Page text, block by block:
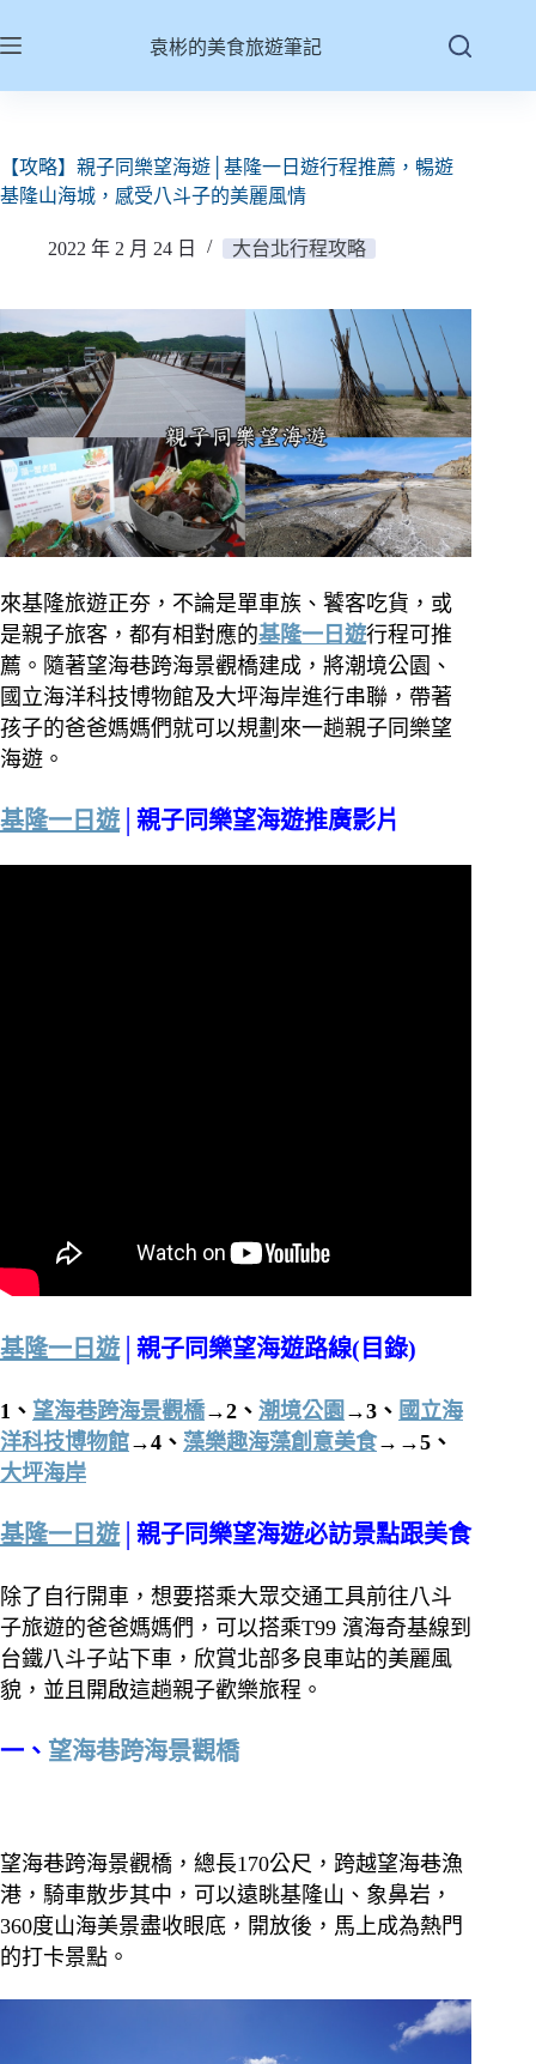
至
容
袁彬的美食旅遊筆記
【攻略】親子同樂望海遊│基隆一日遊行程推薦，暢遊
基隆山海城，感受八斗子的美麗風情
2022 年 2 月 24 日 大台北行程攻略
來基隆旅遊正夯，不論是單車族、饕客吃貨，或
是親子旅客，都有相對應的基隆一日遊行程可推
薦。隨著望海巷跨海景觀橋建成，將潮境公園、
國立海洋科技博物館及大坪海岸進行串聯，帶著
孩子的爸爸媽媽們就可以規劃來一趟親子同樂望
海遊。
基隆一日遊 │親子同樂望海遊推廣影片
基隆一日遊 │親子同樂望海遊路線(目錄)
1、 望海巷跨海景觀橋→2、 潮境公園 →3、 國立海
洋科技博物館→4、 藻樂趣海藻創意美食→→5、
大坪海岸
基隆一日遊 │親子同樂望海遊必訪景點跟美食
除了自行開車，想要搭乘大眾交通工具前往八斗
子旅遊的爸爸媽媽們，可以搭乘T99 濱海奇基線到
台鐵八斗子站下車，欣賞北部多良車站的美麗風
貌，並且開啟這趟親子歡樂旅程。
一、 望海巷跨海景觀橋
望海巷跨海景觀橋，總長170公尺，跨越望海巷漁
港，騎車散步其中，可以遠眺基隆山、象鼻岩，
360度山海美景盡收眼底，開放後，馬上成為熱門
的打卡景點。